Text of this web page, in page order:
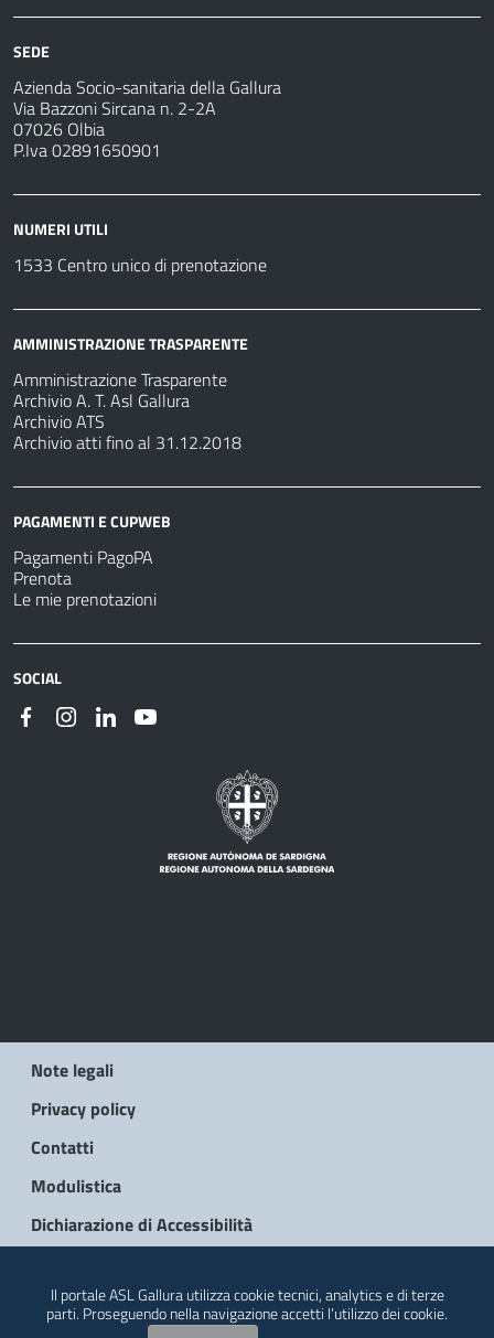
SEDE
Azienda Socio-sanitaria della Gallura
Via Bazzoni Sircana n. 2-2A
07026 Olbia
P.Iva 02891650901
NUMERI UTILI
1533 Centro unico di prenotazione
AMMINISTRAZIONE TRASPARENTE
Amministrazione Trasparente
Archivio A. T. Asl Gallura
Archivio ATS
Archivio atti fino al 31.12.2018
PAGAMENTI E CUPWEB
Pagamenti PagoPA
Prenota
Le mie prenotazioni
SOCIAL
Note legali
Privacy policy
Contatti
Modulistica
Dichiarazione di Accessibilità
Il portale ASL Gallura utilizza cookie tecnici, analytics e di terze
parti. Proseguendo nella navigazione accetti l’utilizzo dei cookie.